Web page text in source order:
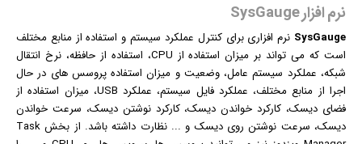
نرم افزار SysGauge
SysGauge نرم افزاری برای کنترل عملکرد سیستم و استفاده از منابع مختلف
است که می تواند بر میزان استفاده از CPU، استفاده از حافظه، نرخ انتقال
شبکه، عملکرد سیستم عامل، وضعیت و میزان استفاده پروسس های در حال
اجرا از منابع مختلف، عملکرد فایل سیستم، عملکرد USB، میزان استفاده از
فضای دیسک، کارکرد خواندن دیسک، کارکرد نوشتن دیسک، سرعت خواندن
دیسک، سرعت نوشتن روی دیسک و ... نظارت داشته باشد. از بخش Task